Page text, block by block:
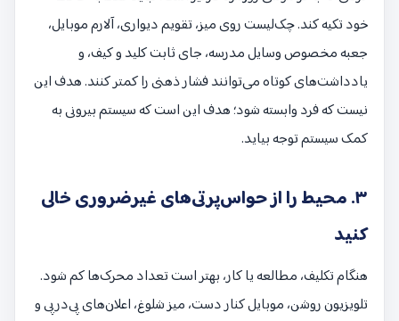
خود تکیه کند. چک‌لیست روی میز، تقویم دیواری، آلارم موبایل،
جعبه مخصوص وسایل مدرسه، جای ثابت کلید و کیف، و
یادداشت‌های کوتاه می‌توانند فشار ذهنی را کمتر کنند. هدف این
نیست که فرد وابسته شود؛ هدف این است که سیستم بیرونی به
کمک سیستم توجه بیاید.
۳. محیط را از حواس‌پرتی‌های غیرضروری خالی
کنید
هنگام تکلیف، مطالعه یا کار، بهتر است تعداد محرک‌ها کم شود.
تلویزیون روشن، موبایل کنار دست، میز شلوغ، اعلان‌های پی‌درپی و